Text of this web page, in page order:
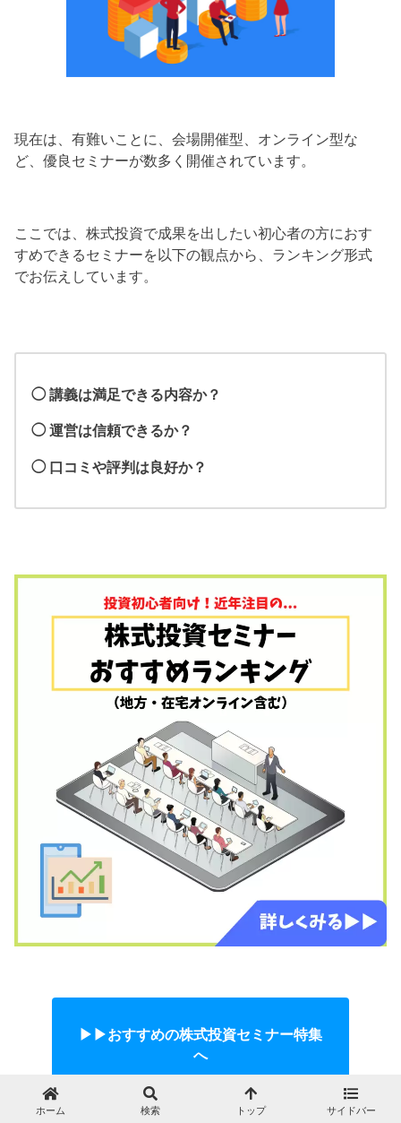
現在は、有難いことに、会場開催型、オンライン型な
ど、優良セミナーが数多く開催されています。
ここでは、株式投資で成果を出したい初心者の方におす
すめできるセミナーを以下の観点から、ランキング形式
でお伝えしています。
◯ 講義は満足できる内容か？
◯ 運営は信頼できるか？
◯ 口コミや評判は良好か？
▶︎▶︎おすすめの株式投資セミナー特集
へ
ホーム 検索 トップ サイドバー